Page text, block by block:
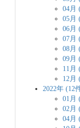
04月
05月
06月
07月
08月
09月
11月
12月
2022年 (12
01月
02月
04月